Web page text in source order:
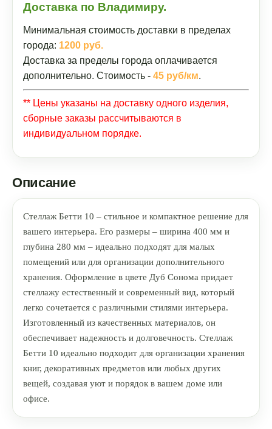
Доставка по Владимиру.
Минимальная стоимость доставки в пределах
города: 1200 руб.
Доставка за пределы города оплачивается
дополнительно. Стоимость - 45 руб/км.
** Цены указаны на доставку одного изделия,
сборные заказы рассчитываются в
индивидуальном порядке.
Описание
Стеллаж Бетти 10 – стильное и компактное решение для
вашего интерьера. Его размеры – ширина 400 мм и
глубина 280 мм – идеально подходят для малых
помещений или для организации дополнительного
хранения. Оформление в цвете Дуб Сонома придает
стеллажу естественный и современный вид, который
легко сочетается с различными стилями интерьера.
Изготовленный из качественных материалов, он
обеспечивает надежность и долговечность. Стеллаж
Бетти 10 идеально подходит для организации хранения
книг, декоративных предметов или любых других
вещей, создавая уют и порядок в вашем доме или
офисе.